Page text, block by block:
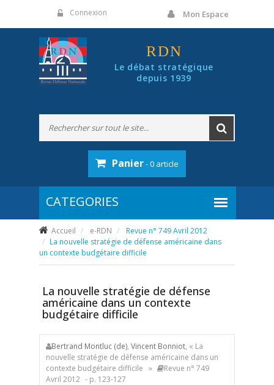
Connexion Mon Espace
RDN
Le débat stratégique
depuis 1939
Panier- 0 article
Accueil e-RDN
Revue n° 749 Avril 2012
La nouvelle stratégie de défense américaine dans
un contexte budgétaire difficile
La nouvelle stratégie de défense
américaine dans un contexte
budgétaire difficile
Bertrand Montluc (de), Vincent Bonniot, « La
nouvelle stratégie de défense américaine dans un
contexte budgétaire difficile »
Revue n° 749
Avril 2012 - p. 123-127